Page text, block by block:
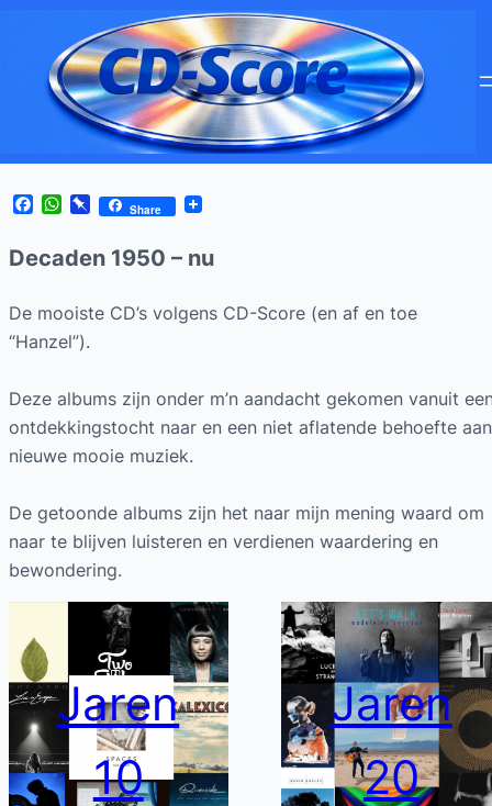
Facebook
WhatsApp
Pinboard
Share
Decaden 1950 – nu
De mooiste CD’s volgens CD-Score (en af en toe
“Hanzel”).
Deze albums zijn onder m’n aandacht gekomen vanuit
ontdekkingstocht naar en een niet aflatende behoefte aan
nieuwe mooie muziek.
De getoonde albums zijn het naar mijn mening waard om
naar te blijven luisteren en verdienen waardering en
bewondering.
Jaren
10
Jaren
20